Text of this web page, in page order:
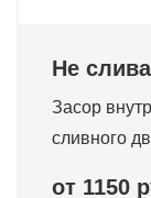
Не
Засор
сливного
от 1150